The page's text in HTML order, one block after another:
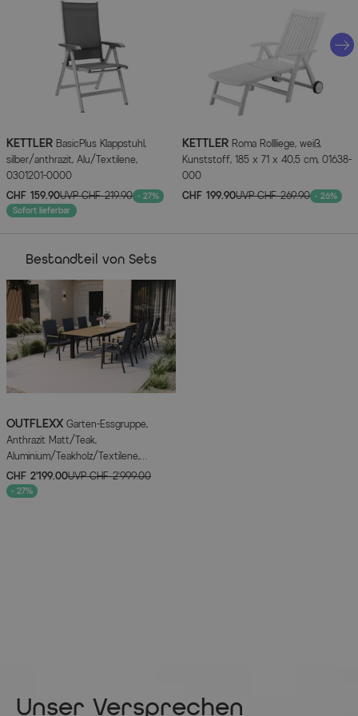
Artikelmerkmale
Attribute
Breite (cm) 55.000000
Höhe (cm) 99.000000
Hauptfarbe Matt Anthrazit
Herstellerinformationen
MEHR INFOS HIER
Abdeckhaube oder in belüfteten Räumen.
KETTLER BasicPlus Klappstuhl,
silber/anthrazit, Alu/Textilene,
0301201-0000
CHF 159.90UVPCHF 219.90 - 27%
Sofort lieferbar
KETTLER Roma Rollliege, weiß,
Kunststoff, 185 x 71 x 40,5 cm, 01638-
000
CHF 199.90UVPCHF 269.90 - 26%
Bestandteil von Sets
OUTFLEXX Garten-Essgruppe,
Anthrazit Matt/Teak,
Aluminium/Teakholz/Textilene,
Ausziehtisch 200/320 x 100 cm, 8
Stapelsessel
CHF 2’199.00UVPCHF 2’999.00
- 27%
Unser Versprechen